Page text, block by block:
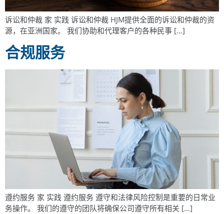
诉讼和仲裁 家 实践 诉讼和仲裁 HJM提供全面的诉讼和仲裁的资
源，在亚洲国家。 我们协助和代理客户的各种民事 […]
合规服务
遵约服务 家 实践 遵约服务 遵守和法律风险控制是重要的日常业
务操作。 我们的遵守的团队将确保公司遵守所有相关 […]